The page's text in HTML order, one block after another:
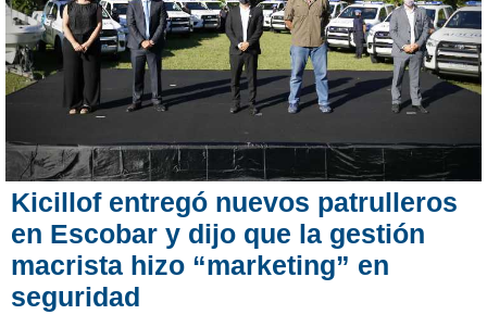
Kicillof entregó nuevos patrulleros
en Escobar y dijo que la gestión
macrista hizo “marketing” en
seguridad